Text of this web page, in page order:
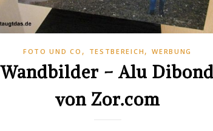
FOTO UND CO , TESTBEREICH ,WERBUNG
Wandbilder – Alu
von Zor.com